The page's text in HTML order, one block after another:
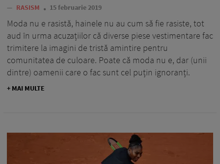
— RASISM 15 februarie 2019
Moda nu e rasistă, hainele nu au cum să fie rasiste, tot
aud în urma acuzațiilor că diverse piese vestimentare fac
trimitere la imagini de tristă amintire pentru
comunitatea de culoare. Poate că moda nu e, dar (unii
dintre) oamenii care o fac sunt cel puțin ignoranți.
+ MAI MULTE